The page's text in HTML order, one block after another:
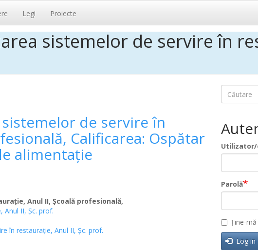
Legi Proiecte
sistemelor de servire în
sistemelor de servire în
Calificarea: Ospătar
alimentație
Anul II, Școală profesională,
Anul II, Șc. prof.
în restaurație, Anul II, Șc. prof.
Căutare
Parolă
Ține-
Log in